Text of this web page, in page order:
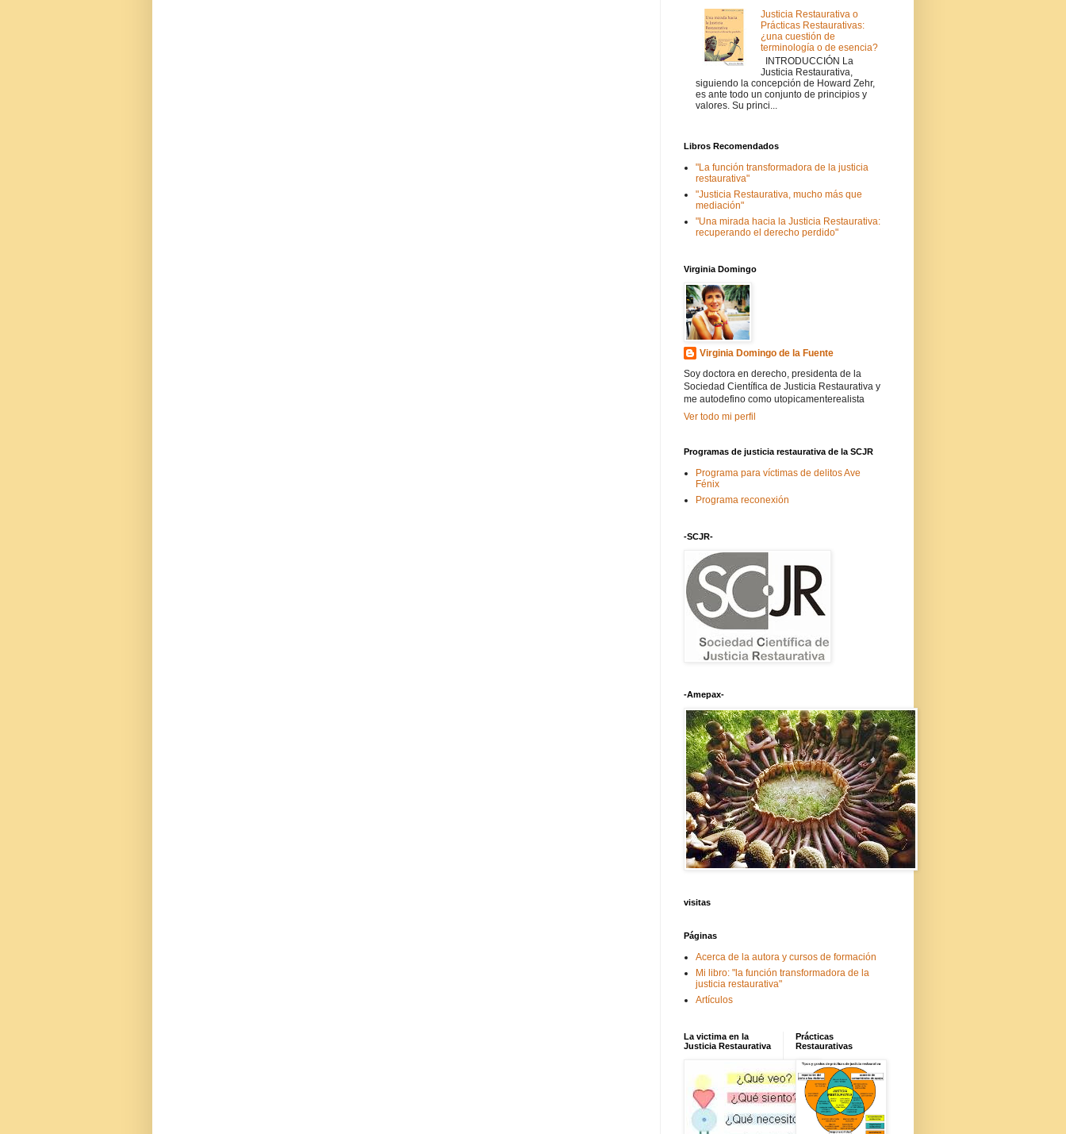
Justicia Restaurativa o
Prácticas Restaurativas:
¿una cuestión de
terminología o de esencia?
INTRODUCCIÓN La
Justicia Restaurativa,
siguiendo la concepción de Howard Zehr,
es ante todo un conjunto de principios y
valores. Su princi...
Libros Recomendados
"La función transformadora de la justicia
restaurativa"
"Justicia Restaurativa, mucho más que
mediación"
"Una mirada hacia la Justicia Restaurativa:
recuperando el derecho perdido"
Virginia Domingo
Virginia Domingo de la Fuente
Soy doctora en derecho, presidenta de la
Sociedad Científica de Justicia Restaurativa y
me autodefino como utopicamenterealista
Ver todo mi perfil
Programas de justicia restaurativa de la SCJR
Programa para víctimas de delitos Ave
Fénix
Programa reconexión
-SCJR-
-Amepax-
visitas
Páginas
Acerca de la autora y cursos de formación
Mi libro: "la función transformadora de la
justicia restaurativa"
Artículos
La victima en la
Justicia Restaurativa
Prácticas
Restaurativas